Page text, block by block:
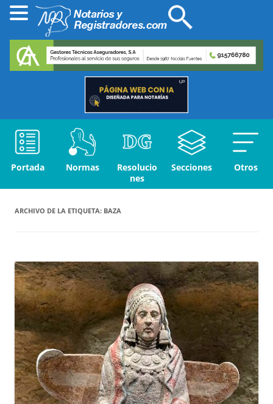
Portada Normas
Resolucio
nes
Secciones Otros
ARCHIVO DE LA ETIQUETA: BAZA